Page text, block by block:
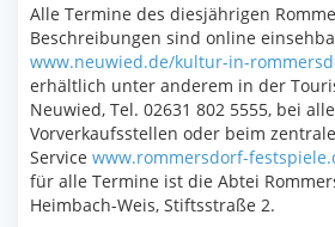
Alle Termine des diesjährigen
Beschreibungen sind online
www.neuwied.de/kultur-in-
erhältlich unter anderem in der
Neuwied, Tel. 02631 802 5555, bei
Vorverkaufsstellen oder beim
Service www.rommersdorf-
für alle Termine ist die Abtei
Heimbach-Weis, Stiftsstraße 2.